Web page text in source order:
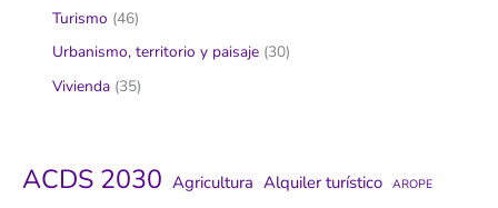
Turismo (46)
Urbanismo, territorio y paisaje (30)
Vivienda (35)
ACDS 2030 Agricultura Alquiler turístico AROPE